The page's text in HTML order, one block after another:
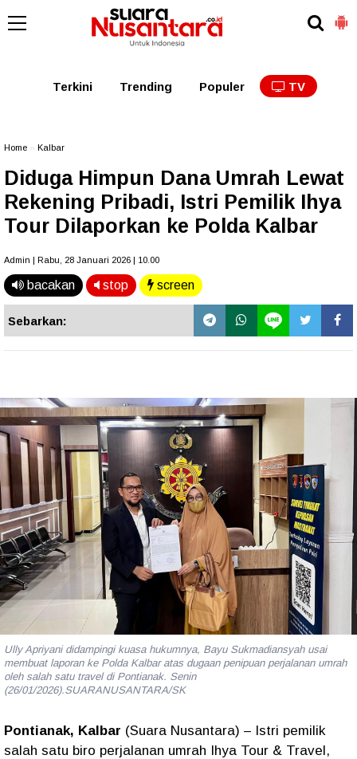
Kalbar Kalteng
Terkini Trending Populer TV
Home Kalbar
Diduga Himpun Dana Umrah Lewat
Rekening Pribadi, Istri Pemilik Ihya
Tour Dilaporkan ke Polda Kalbar
Admin | Rabu, 28 Januari 2026 | 10.00
bacakan stop screen
Sebarkan:
Ully Apriyani didampingi kuasa hukumnya, Bayu Sukmadiansyah usai
membuat laporan ke Polda Kalbar atas dugaan penipuan perjalanan umrah
oleh salah satu travel di Pontianak. Senin
(26/01/2026).SUARANUSANTARA/SK
Pontianak, Kalbar (Suara Nusantara) – Istri pemilik
salah satu biro perjalanan umrah Ihya Tour & Travel,